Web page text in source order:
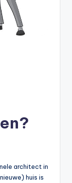
architect in
huis is